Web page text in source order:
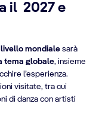
il 2027 e
livello mondiale sarà
tema globale, insieme
l’esperienza.
visitate, tra cui
di danza con artisti